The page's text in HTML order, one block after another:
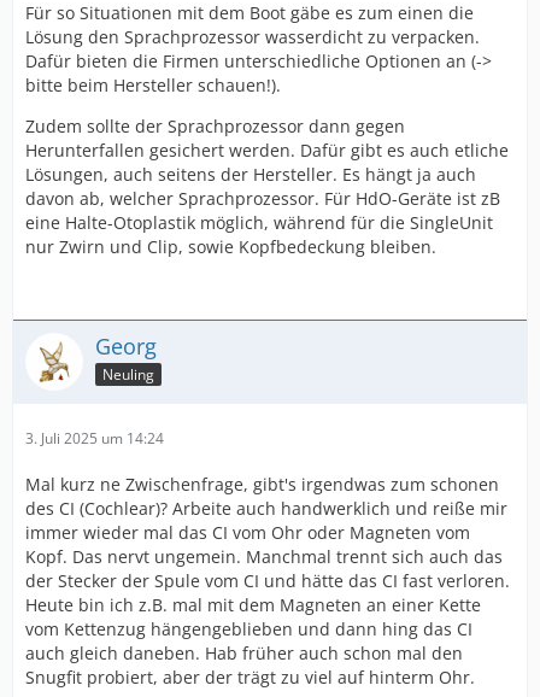
Für so Situationen mit dem Boot gäbe es zum einen die
Lösung den Sprachprozessor wasserdicht zu verpacken.
Dafür bieten die Firmen unterschiedliche Optionen an (->
bitte beim Hersteller schauen!).
Zudem sollte der Sprachprozessor dann gegen
Herunterfallen gesichert werden. Dafür gibt es auch etliche
Lösungen, auch seitens der Hersteller. Es hängt ja auch
davon ab, welcher Sprachprozessor. Für HdO-Geräte ist zB
eine Halte-Otoplastik möglich, während für die SingleUnit
nur Zwirn und Clip, sowie Kopfbedeckung bleiben.
Georg
Neuling
3. Juli 2025 um 14:24
Mal kurz ne Zwischenfrage, gibt's irgendwas zum schonen
des CI (Cochlear)? Arbeite auch handwerklich und reiße mir
immer wieder mal das CI vom Ohr oder Magneten vom
Kopf. Das nervt ungemein. Manchmal trennt sich auch das
der Stecker der Spule vom CI und hätte das CI fast verloren.
Heute bin ich z.B. mal mit dem Magneten an einer Kette
vom Kettenzug hängengeblieben und dann hing das CI
auch gleich daneben. Hab früher auch schon mal den
Snugfit probiert, aber der trägt zu viel auf hinterm Ohr.